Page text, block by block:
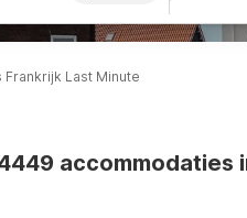
Frankrijk Last Minute
accommodaties